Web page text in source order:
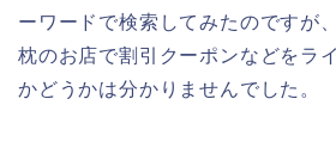
ーワードで検索してみたのですが
枕のお店で割引クーポンなどをラ
かどうかは分かりませんでした。